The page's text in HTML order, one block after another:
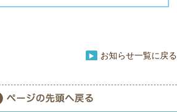
お知らせ一覧に戻る